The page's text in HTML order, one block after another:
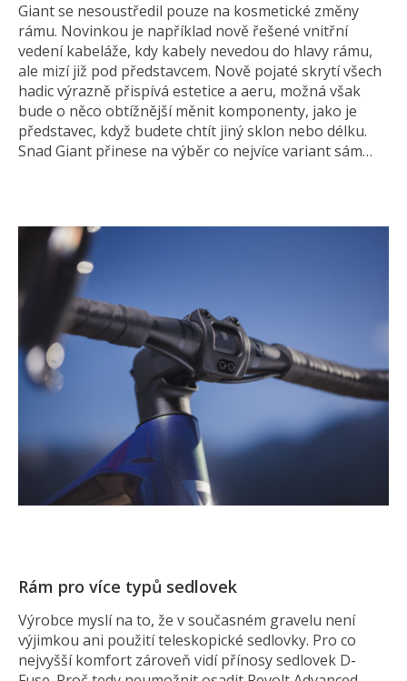
Giant se nesoustředil pouze na kosmetické změny
rámu. Novinkou je například nově řešené vnitřní
vedení kabeláže, kdy kabely nevedou do hlavy rámu,
ale mizí již pod představcem. Nově pojaté skrytí všech
hadic výrazně přispívá estetice a aeru, možná však
bude o něco obtížnější měnit komponenty, jako je
představec, když budete chtít jiný sklon nebo délku.
Snad Giant přinese na výběr co nejvíce variant sám…
Rám pro více typů sedlovek
Výrobce myslí na to, že v současném gravelu není
výjimkou ani použití teleskopické sedlovky. Pro co
nejvyšší komfort zároveň vidí přínosy sedlovek D-